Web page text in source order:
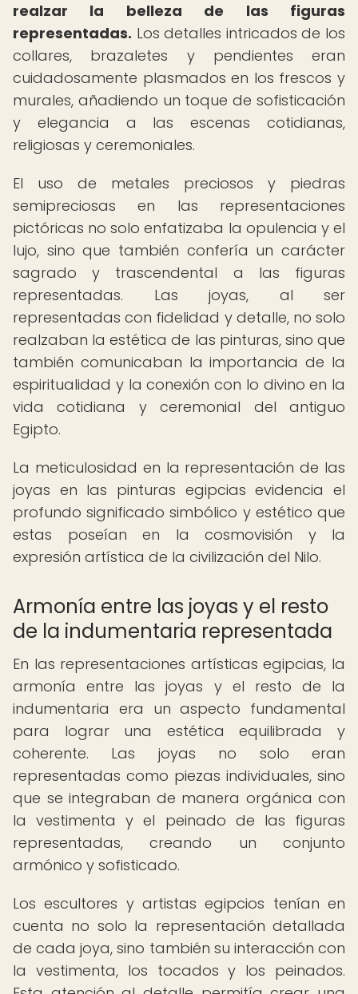
realzar la belleza de las figuras
representadas. Los detalles intricados de los
collares, brazaletes y pendientes eran
cuidadosamente plasmados en los frescos y
murales, añadiendo un toque de sofisticación
y elegancia a las escenas cotidianas,
religiosas y ceremoniales.
El uso de metales preciosos y piedras
semipreciosas en las representaciones
pictóricas no solo enfatizaba la opulencia y el
lujo, sino que también confería un carácter
sagrado y trascendental a las figuras
representadas. Las joyas, al ser
representadas con fidelidad y detalle, no solo
realzaban la estética de las pinturas, sino que
también comunicaban la importancia de la
espiritualidad y la conexión con lo divino en la
vida cotidiana y ceremonial del antiguo
Egipto.
La meticulosidad en la representación de las
joyas en las pinturas egipcias evidencia el
profundo significado simbólico y estético que
estas poseían en la cosmovisión y la
expresión artística de la civilización del Nilo.
Armonía entre las joyas y el resto
de la indumentaria representada
En las representaciones artísticas egipcias, la
armonía entre las joyas y el resto de la
indumentaria era un aspecto fundamental
para lograr una estética equilibrada y
coherente. Las joyas no solo eran
representadas como piezas individuales, sino
que se integraban de manera orgánica con
la vestimenta y el peinado de las figuras
representadas, creando un conjunto
armónico y sofisticado.
Los escultores y artistas egipcios tenían en
cuenta no solo la representación detallada
de cada joya, sino también su interacción con
la vestimenta, los tocados y los peinados.